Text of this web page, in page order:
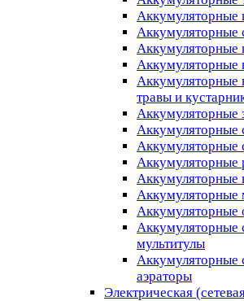
Аккумуляторные
Аккумуляторные
Аккумуляторные
Аккумуляторные
Аккумуляторные
травы и
Аккумуляторные
Аккумуляторные
Аккумуляторные
Аккумуляторные
Аккумуляторные
Аккумуляторные
Аккумуляторные
Аккумуляторные
мультитулы
Аккумуляторные
аэраторы
Электрическая